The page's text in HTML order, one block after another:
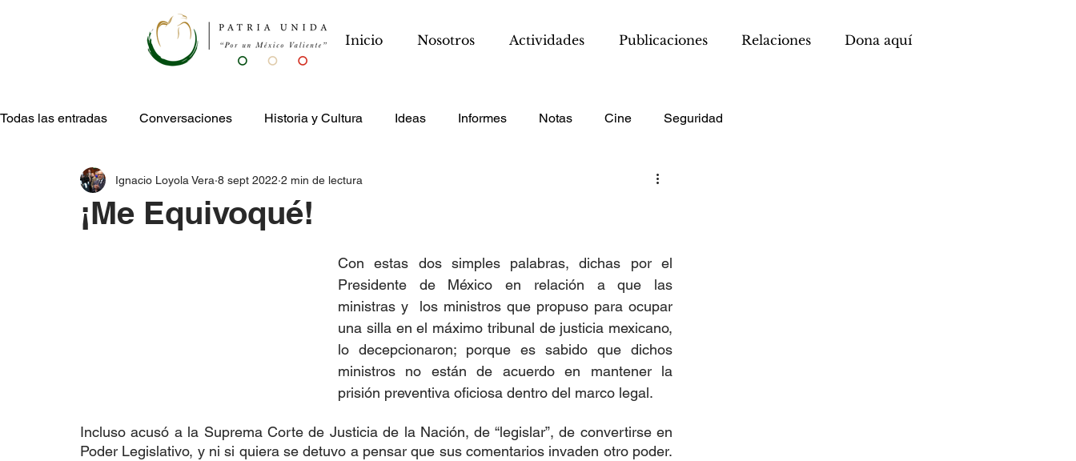
Inicio Nosotros Actividades Publicaciones Relaciones Dona aquí
Todas las entradas Conversaciones Historia y Cultura Ideas Informes Notas Cine Seguridad
Publicaciones Entretenimiento
¡Me Equivoqué!
Ignacio Loyola Vera 8 sept 2022 2 min de lectura
Con estas dos simples palabras, dichas por el
Presidente de México en relación a que las
ministras y  los ministros que propuso para ocupar
una silla en el máximo tribunal de justicia mexicano,
lo decepcionaron; porque es sabido que dichos
ministros no están de acuerdo en mantener la
prisión preventiva oficiosa dentro del marco legal.
Incluso acusó a la Suprema Corte de Justicia de la Nación, de “legislar”, de convertirse en
Poder Legislativo, y ni si quiera se detuvo a pensar que sus comentarios invaden otro poder.